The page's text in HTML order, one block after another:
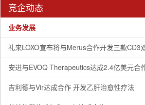
竞企动态
业务发展
礼来LOXO宣布将与Merus合作开发三款CD3
安进与EVOQ Therapeutics达成2.4亿美元合
吉利德与Vir达成合作 开发乙肝治愈性疗法